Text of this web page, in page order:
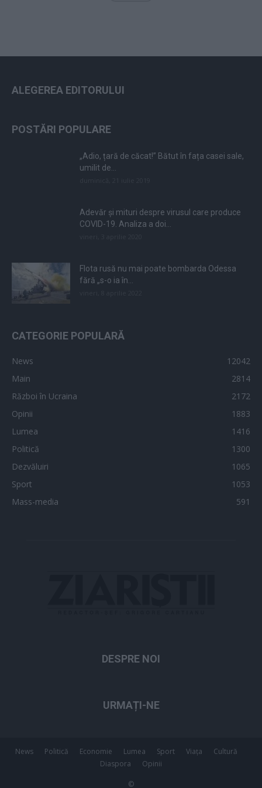
ALEGEREA EDITORULUI
POSTĂRI POPULARE
„Adio, țară de căcat!” Bătut în fața casei sale,
umilit de...
Adevăr și mituri despre virusul care produce
COVID-19. Analiza a doi...
Flota rusă nu mai poate bombarda Odessa
fără „s-o ia în...
CATEGORIE POPULARĂ
News
12042
Main
2814
Război în Ucraina
2172
Opinii
1883
Lumea
1416
Politică
1300
Dezvăluiri
1065
Sport
1053
Mass-media
591
DESPRE NOI
URMAȚI-NE
News Politică Economie Lumea Sport Viața
Cultură
Diaspora
Opinii
©